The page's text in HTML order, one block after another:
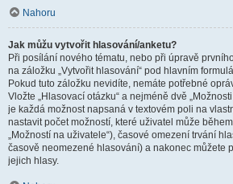
Nahoru
Jak můžu vytvořit hlasování/anketu?
Při posílání nového tématu, nebo při úpravě
na záložku „Vytvořit hlasování“ pod hlavním
Pokud tuto záložku nevidíte, nemáte potřebné
Vložte „Hlasovací otázku“ a nejméně dvě
je každá možnost napsaná v textovém poli na
nastavit počet možností, které uživatel může
„Možností na uživatele“), časové omezení trvání
časově neomezené hlasování) a nakonec můžete
jejich hlasy.